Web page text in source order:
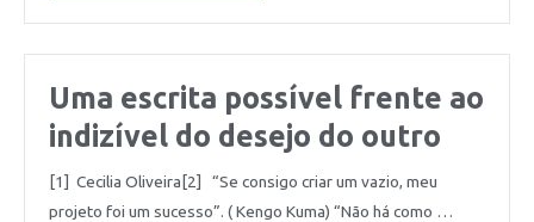
Uma escrita possível frente ao
indizível do desejo do outro
[1] Cecilia Oliveira[2] “Se consigo criar um vazio, meu
projeto foi um sucesso”. ( Kengo Kuma) “Não há como …